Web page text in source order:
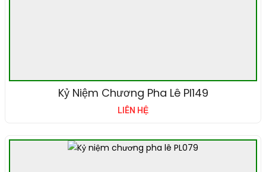
Kỷ Niệm Chương Pha Lê Pl149
LIÊN HỆ